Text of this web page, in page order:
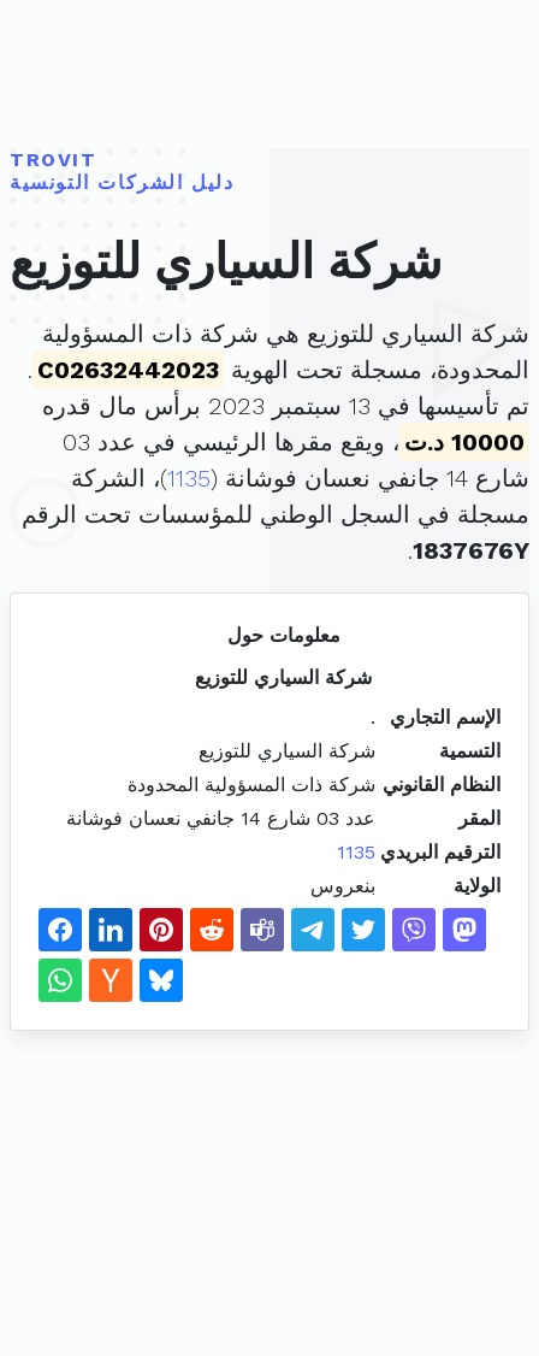
TROVIT
دليل الشركات التونسية
شركة السياري للتوزيع
شركة السياري للتوزيع هي شركة ذات المسؤولية
المحدودة، مسجلة تحت الهوية C02632442023
.
تم تأسيسها في 13 سبتمبر 2023 برأس مال قدره
10000 د.ت
، ويقع مقرها الرئيسي في عدد 03
شارع 14 جانفي نعسان فوشانة (
1135)، الشركة
مسجلة في السجل الوطني للمؤسسات تحت الرقم
1837676Y
.
معلومات حول
شركة السياري للتوزيع
الإسم التجاري
.
التسمية
شركة السياري للتوزيع
النظام القانوني شركة ذات المسؤولية المحدودة
المقر
عدد 03 شارع 14 جانفي نعسان فوشانة
الترقيم البريدي 1135
الولاية
بنعروس